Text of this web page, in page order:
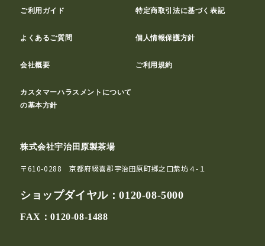
ご利用ガイド 特定商取引法に基づく表記
よくあるご質問 個人情報保護方針
会社概要 ご利用規約
カスタマーハラスメントについて
の基本方針
株式会社宇治田原製茶場
〒610-0288 京都府綴喜郡宇治田原町郷之口紫坊４-１
ショップダイヤル：0120-08-5000
FAX：0120-08-1488